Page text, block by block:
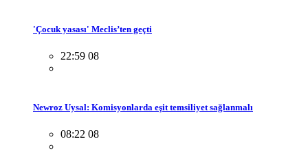
'Çocuk yasası' Meclis’ten geçti
22:59 08
Newroz Uysal: Komisyonlarda eşit temsiliyet sağlanmalı
08:22 08